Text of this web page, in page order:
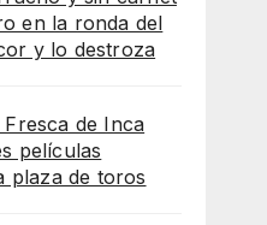
en la ronda del
y lo destroza
Fresca de Inca
películas
plaza de toros